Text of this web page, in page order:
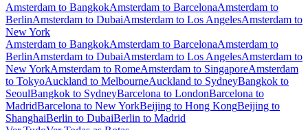
Amsterdam to BangkokAmsterdam to BarcelonaAmsterdam to
BerlinAmsterdam to DubaiAmsterdam to Los AngelesAmsterdam to
New York
Amsterdam to BangkokAmsterdam to BarcelonaAmsterdam to
BerlinAmsterdam to DubaiAmsterdam to Los AngelesAmsterdam to
New YorkAmsterdam to RomeAmsterdam to SingaporeAmsterdam
to TokyoAuckland to MelbourneAuckland to SydneyBangkok to
SeoulBangkok to SydneyBarcelona to LondonBarcelona to
MadridBarcelona to New YorkBeijing to Hong KongBeijing to
ShanghaiBerlin to DubaiBerlin to Madrid